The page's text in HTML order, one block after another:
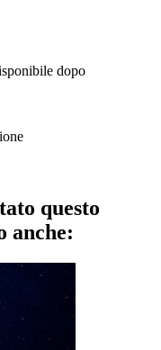
dopo
questo
anche: